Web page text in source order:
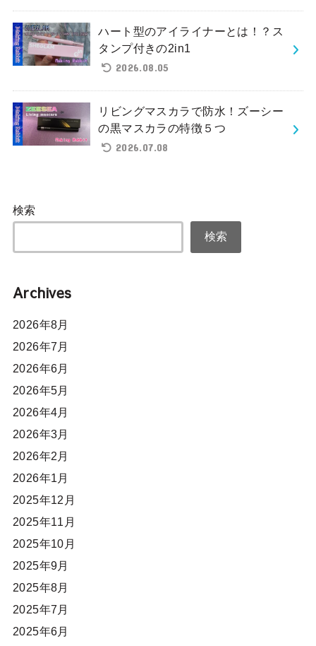
ハート型のアイライナーとは！？ス
タンプ付きの2in1
2026.08.05
リビングマスカラで防水！ズーシー
の黒マスカラの特徴５つ
2026.07.08
検索
検索
Archives
2026年8月
2026年7月
2026年6月
2026年5月
2026年4月
2026年3月
2026年2月
2026年1月
2025年12月
2025年11月
2025年10月
2025年9月
2025年8月
2025年7月
2025年6月